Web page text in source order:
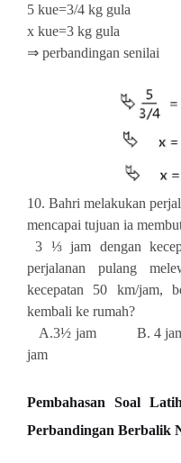
5 kue=3/4 kg gula
x kue=3 kg gula
⇒ perbandingan senilai
10. Bahri melakukan
mencapai tujuan ia
3 ⅓ jam dengan
perjalanan pulang
kecepatan 50 km/jam,
kembali ke rumah?
A.3½ jam B.
jam
Pembahasan Soal
Perbandingan Berbalik